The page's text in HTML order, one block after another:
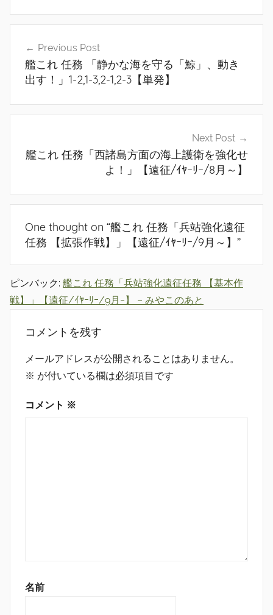
ビ
ン
Previous Post
艦これ 任務 「静かな海を守る「鯨」、動き
出す！」1-2,1-3,2-1,2-3【単発】
Next Post
艦これ 任務「西諸島方面の海上護衛を強化せ
よ！」【遠征/ｲﾔｰﾘｰ/8月～】
One thought on “艦これ 任務「兵站強化遠征
任務 【拡張作戦】」【遠征/ｲﾔｰﾘｰ/9月～】 ”
ピンバック: 艦これ 任務「兵站強化遠征任務 【基本作
戦】」【遠征/ｲﾔｰﾘｰ/9月~】 – みやこのあと
コメントを残す
メールアドレスが公開されることはありません。
※ が付いている欄は必須項目です
コメント ※
名前